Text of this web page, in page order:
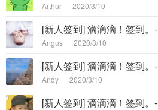
Arthur 2020/3/10
[新人签到] 滴滴滴！签到。-
Angus 2020/3/10
[新人签到] 滴滴滴！签到。-
Andy 2020/3/10
[新人签到] 滴滴滴！签到。-